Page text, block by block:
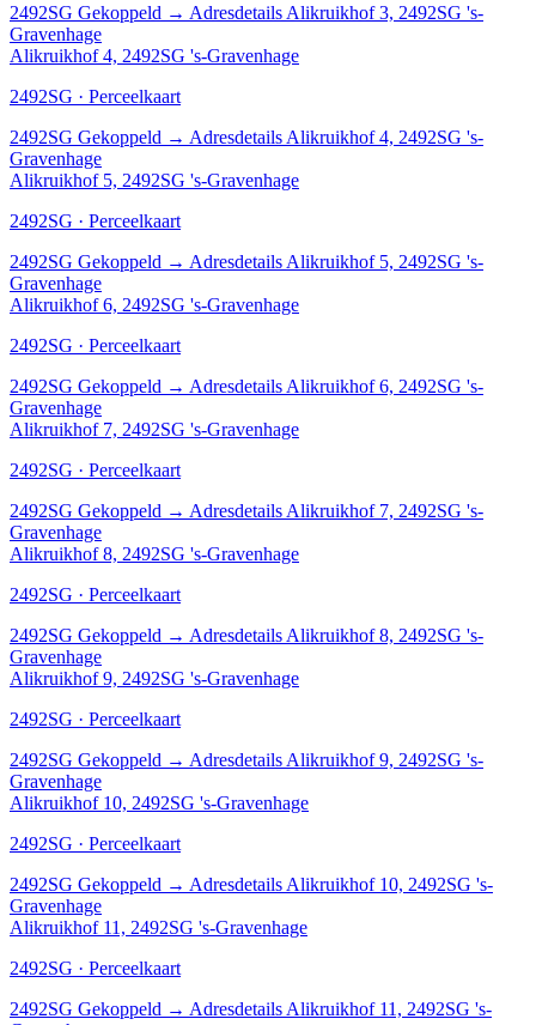
2492SG Gekoppeld → Adresdetails Alikruikhof 3, 2492SG 's-
Gravenhage
Alikruikhof 4, 2492SG 's-Gravenhage
2492SG · Perceelkaart
2492SG Gekoppeld → Adresdetails Alikruikhof 4, 2492SG 's-
Gravenhage
Alikruikhof 5, 2492SG 's-Gravenhage
2492SG · Perceelkaart
2492SG Gekoppeld → Adresdetails Alikruikhof 5, 2492SG 's-
Gravenhage
Alikruikhof 6, 2492SG 's-Gravenhage
2492SG · Perceelkaart
2492SG Gekoppeld → Adresdetails Alikruikhof 6, 2492SG 's-
Gravenhage
Alikruikhof 7, 2492SG 's-Gravenhage
2492SG · Perceelkaart
2492SG Gekoppeld → Adresdetails Alikruikhof 7, 2492SG 's-
Gravenhage
Alikruikhof 8, 2492SG 's-Gravenhage
2492SG · Perceelkaart
2492SG Gekoppeld → Adresdetails Alikruikhof 8, 2492SG 's-
Gravenhage
Alikruikhof 9, 2492SG 's-Gravenhage
2492SG · Perceelkaart
2492SG Gekoppeld → Adresdetails Alikruikhof 9, 2492SG 's-
Gravenhage
Alikruikhof 10, 2492SG 's-Gravenhage
2492SG · Perceelkaart
2492SG Gekoppeld → Adresdetails Alikruikhof 10, 2492SG 's-
Gravenhage
Alikruikhof 11, 2492SG 's-Gravenhage
2492SG · Perceelkaart
2492SG Gekoppeld → Adresdetails Alikruikhof 11, 2492SG 's-